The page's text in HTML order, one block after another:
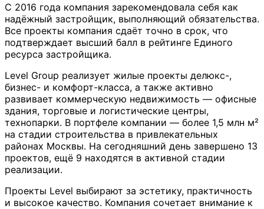
С 2016 года компания зарекомендовала себя как
надёжный застройщик, выполняющий обязательства.
Все проекты компания сдаёт точно в срок, что
подтверждает высший балл в рейтинге Единого
ресурса застройщика.
Level Group реализует жилые проекты делюкс-,
бизнес- и комфорт-класса, а также активно
развивает коммерческую недвижимость — офисные
здания, торговые и логистические центры,
технопарки. В портфеле компании — более 1,5 млн м²
на стадии строительства в привлекательных
районах Москвы. На сегодняшний день завершено 13
проектов, ещё 9 находятся в активной стадии
реализации.
Проекты Level выбирают за эстетику, практичность
и высокое качество. Компания сочетает внимание к